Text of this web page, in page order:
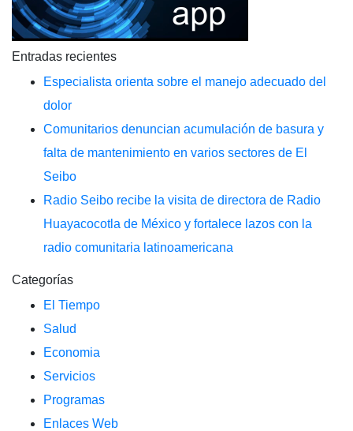
Entradas recientes
Especialista orienta sobre el manejo adecuado del
dolor
Comunitarios denuncian acumulación de basura y
falta de mantenimiento en varios sectores de El
Seibo
Radio Seibo recibe la visita de directora de Radio
Huayacocotla de México y fortalece lazos con la
radio comunitaria latinoamericana
Categorías
El Tiempo
Salud
Economia
Servicios
Programas
Enlaces Web